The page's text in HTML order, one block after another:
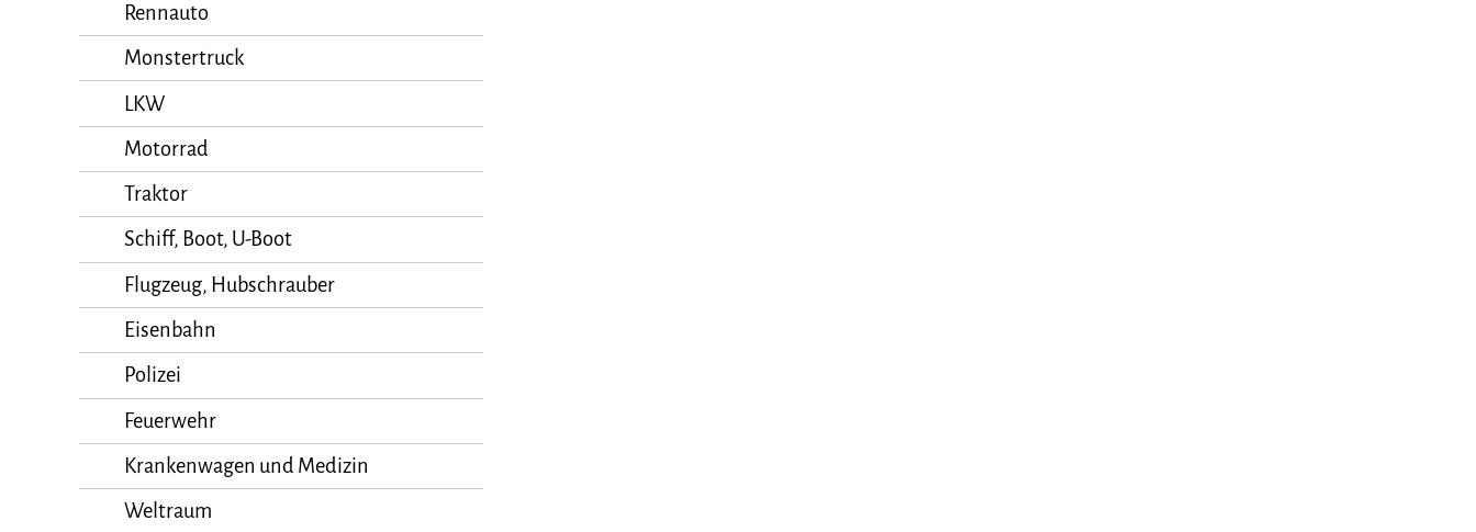
Rennauto
Monstertruck
LKW
Motorrad
Traktor
Schiff, Boot, U-Boot
Flugzeug, Hubschrauber
Eisenbahn
Polizei
Feuerwehr
Krankenwagen und Medizin
Weltraum